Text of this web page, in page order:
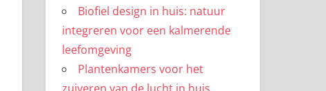
Biofiel design in huis: natuur
integreren voor een kalmerende
leefomgeving
Plantenkamers voor het
zuiveren van de lucht in huis